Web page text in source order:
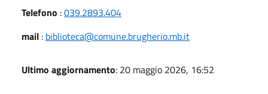
Telefono :039.2893.404
mail : biblioteca@comune.brugherio.mb.it
Ultimo aggiornamento: 20 maggio 2026, 16:52